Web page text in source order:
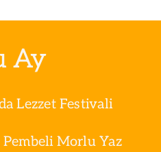
Ay
Lezzet Festivali
Morlu Yaz